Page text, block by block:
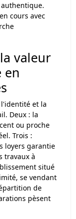
cours avec
valeur
en
l'identité et la
Deux : la
ou proche
Trois :
loyers garantie
travaux à
situé
se vendant
de
pèsent